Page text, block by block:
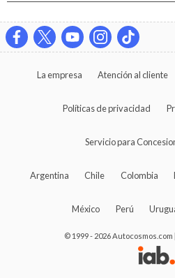
La empresa Atención al cliente
Políticas de privacidad
Servicio para
Argentina Chile Colombia
México Perú
© 1999 - 2026